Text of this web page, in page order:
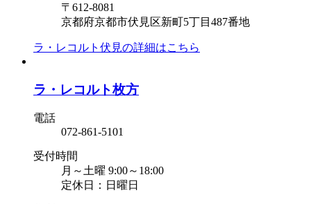
〒612-8081
京都府京都市伏見区新町5丁目487番地
ラ・レコルト伏見の詳細はこちら
ラ・レコルト枚方
電話
072-861-5101
受付時間
月～土曜 9:00～18:00
定休日：日曜日